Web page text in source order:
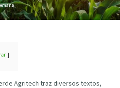
Agritech traz diversos textos,